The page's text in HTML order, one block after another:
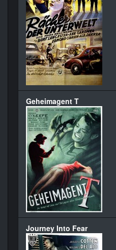
Geheimagent T
Journey Into Fear